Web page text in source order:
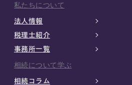
私たちについて
法人情報
税理士紹介
事務所一覧
相続について学ぶ
相続コラム